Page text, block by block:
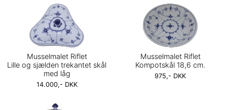
Musselmalet Riflet
Lille og sjælden trekantet skål
med låg
14.000,- DKK
Musselmalet Riflet
Kompotskål 18,6 cm.
975,- DKK